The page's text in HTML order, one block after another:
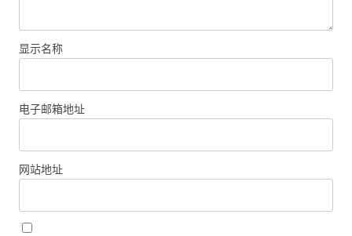
显示名称
电子邮箱地址
网站地址